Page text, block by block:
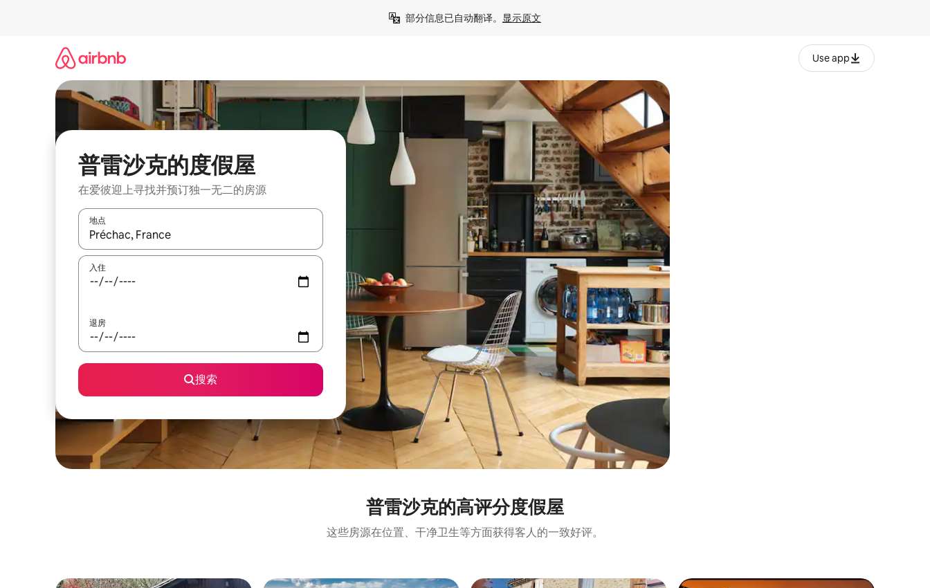
部分信息已自动翻译。 显示原文
Use app
普雷沙克的度假屋
在爱彼迎上寻找并预订独一无二的房源
地点
如有搜索结果，请使用上下方向键查看，或通过点击或滑动手势浏览。
入住
退房
搜索
普雷沙克的高评分度假屋
这些房源在位置、干净卫生等方面获得客人的一致好评。